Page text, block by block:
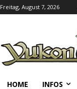
Freitag, August 7, 2026
HOME INFOS